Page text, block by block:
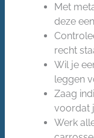
Met
deze
recht
Wil je
leggen
Zaag
voordat
Werk